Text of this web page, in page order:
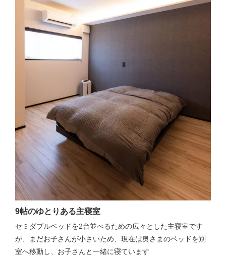
9帖のゆとりある主寝室
セミダブルベッドを2台並べるための広々とした主寝室です
が、まだお子さんが小さいため、現在は奥さまのベッドを別
室へ移動し、お子さんと一緒に寝ています